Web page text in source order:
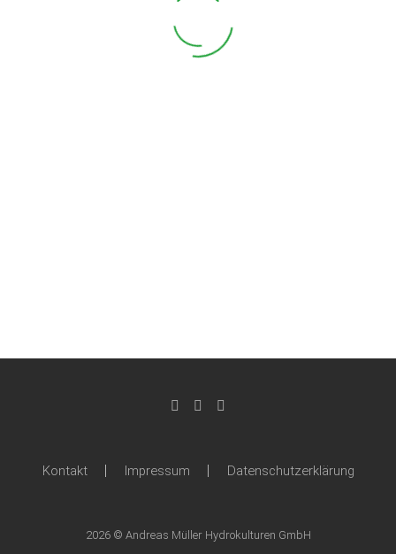
Kontakt Impressum Datenschutzerklärung
2026 © Andreas Müller Hydrokulturen GmbH